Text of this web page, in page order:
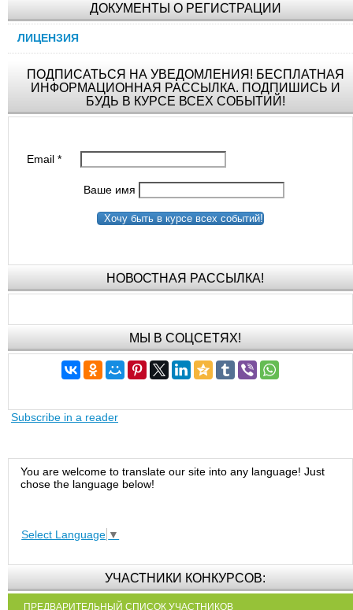
ДОКУМЕНТЫ О РЕГИСТРАЦИИ
ЛИЦЕНЗИЯ
ПОДПИСАТЬСЯ НА УВЕДОМЛЕНИЯ! БЕСПЛАТНАЯ
ИНФОРМАЦИОННАЯ РАССЫЛКА. ПОДПИШИСЬ И
БУДЬ В КУРСЕ ВСЕХ СОБЫТИЙ!
Email*
Ваше имя
Хочу быть в курсе всех событий!
НОВОСТНАЯ РАССЫЛКА!
МЫ В СОЦСЕТЯХ!
Subscribe in a reader
You are welcome to translate our site into any language! Just
chose the language below!
Select Language ▼
УЧАСТНИКИ КОНКУРСОВ:
ПРЕДВАРИТЕЛЬНЫЙ СПИСОК УЧАСТНИКОВ